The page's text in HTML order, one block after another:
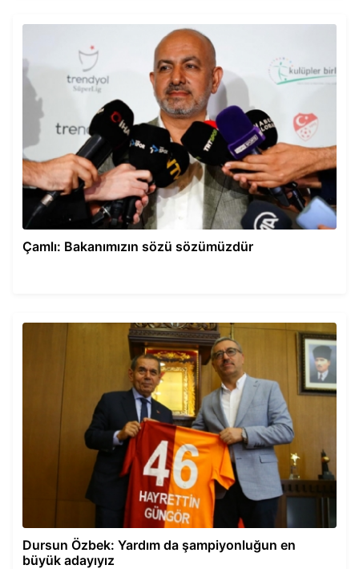
Çamlı: Bakanımızın sözü sözümüzdür
Dursun Özbek: Yardım da şampiyonluğun en
büyük adayıyız